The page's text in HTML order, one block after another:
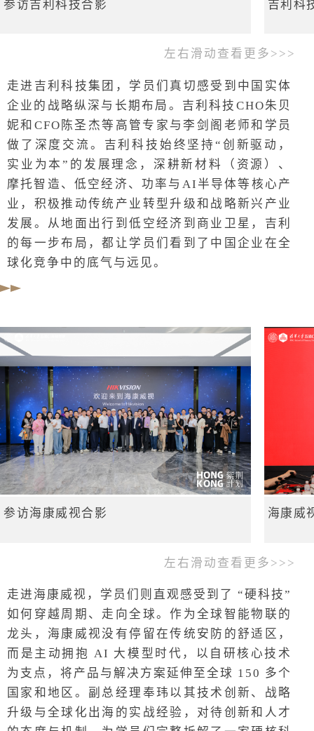
参访吉利科技合影 吉利科
左右滑动查看更多>>>
走进吉利科技集团，学员们真切感受到中国实体
企业的战略纵深与长期布局。吉利科技CHO朱贝
妮和CFO陈圣杰等高管专家与李剑阁老师和学员
做了深度交流。吉利科技始终坚持“创新驱动，
实业为本”的发展理念，深耕新材料（资源）、
摩托智造、低空经济、功率与AI半导体等核心产
业，积极推动传统产业转型升级和战略新兴产业
发展。从地面出行到低空经济到商业卫星，吉利
的每一步布局，都让学员们看到了中国企业在全
球化竞争中的底气与远见。
参访海康威视合影 海康威
左右滑动查看更多>>>
走进海康威视，学员们则直观感受到了 “硬科技”
如何穿越周期、走向全球。作为全球智能物联的
龙头，海康威视没有停留在传统安防的舒适区，
而是主动拥抱 AI 大模型时代，以自研核心技术
为支点，将产品与解决方案延伸至全球 150 多个
国家和地区。副总经理奉玮以其技术创新、战略
升级与全球化出海的实战经验，对待创新和人才